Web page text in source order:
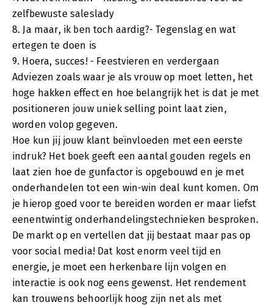
zelfbewuste saleslady
8. Ja maar, ik ben toch aardig?- Tegenslag en wat
ertegen te doen is
9. Hoera, succes! - Feestvieren en verdergaan
Adviezen zoals waar je als vrouw op moet letten, het
hoge hakken effect en hoe belangrijk het is dat je met
positioneren jouw uniek selling point laat zien,
worden volop gegeven.
Hoe kun jij jouw klant beïnvloeden met een eerste
indruk? Het boek geeft een aantal gouden regels en
laat zien hoe de gunfactor is opgebouwd en je met
onderhandelen tot een win-win deal kunt komen. Om
je hierop goed voor te bereiden worden er maar liefst
eenentwintig onderhandelingstechnieken besproken.
De markt op en vertellen dat jij bestaat maar pas op
voor social media! Dat kost enorm veel tijd en
energie, je moet een herkenbare lijn volgen en
interactie is ook nog eens gewenst. Het rendement
kan trouwens behoorlijk hoog zijn net als met